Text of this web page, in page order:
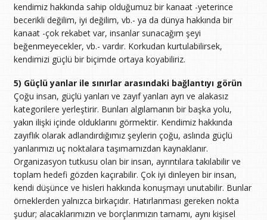
kendimiz hakkında sahip olduğumuz bir kanaat -yeterince
becerikli değilim, iyi değilim, vb.- ya da dünya hakkında bir
kanaat -çok rekabet var, insanlar sunacağım şeyi
beğenmeyecekler, vb.- vardır. Korkudan kurtulabilirsek,
kendimizi güçlü bir biçimde ortaya koyabiliriz.
5) Güçlü yanlar ile sınırlar arasındaki bağlantıyı görün
Çoğu insan, güçlü yanları ve zayıf yanları ayrı ve alakasız
kategorilere yerleştirir. Bunları algılamanın bir başka yolu,
yakın ilişki içinde olduklarını görmektir. Kendimiz hakkında
zayıflık olarak adlandırdığımız şeylerin çoğu, aslında güçlü
yanlarımızı uç noktalara taşımamızdan kaynaklanır.
Organizasyon tutkusu olan bir insan, ayrıntılara takılabilir ve
toplam hedefi gözden kaçırabilir. Çok iyi dinleyen bir insan,
kendi düşünce ve hisleri hakkında konuşmayı unutabilir. Bunlar
örneklerden yalnızca birkaçıdır. Hatırlanması gereken nokta
şudur; alacaklarımızın ve borçlarımızın tamamı, aynı kişisel